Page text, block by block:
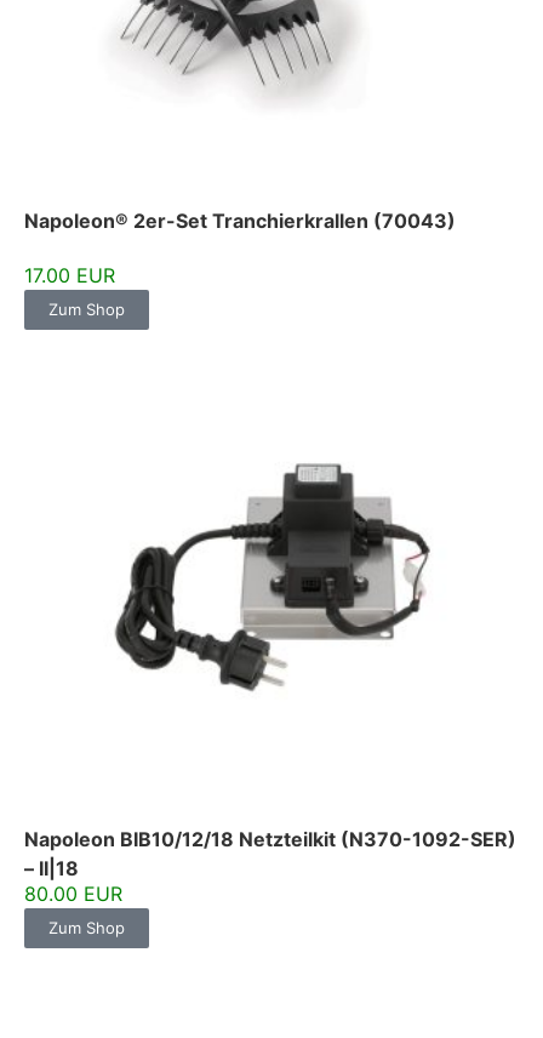
Napoleon® 2er-Set Tranchierkrallen (70043)
17.00 EUR
Zum Shop
Napoleon BIB10/12/18 Netzteilkit (N370-1092-SER)
– II|18
80.00 EUR
Zum Shop